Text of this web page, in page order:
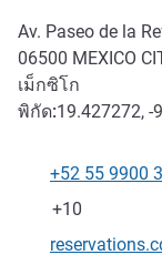
Av. Paseo de la
06500 MEXICO
เม็กซิโก
พิกัด:19.427272, -
โทรศัพท์
+52 55 9900
แฟกซ์
+10
อีเมลติดต่อ